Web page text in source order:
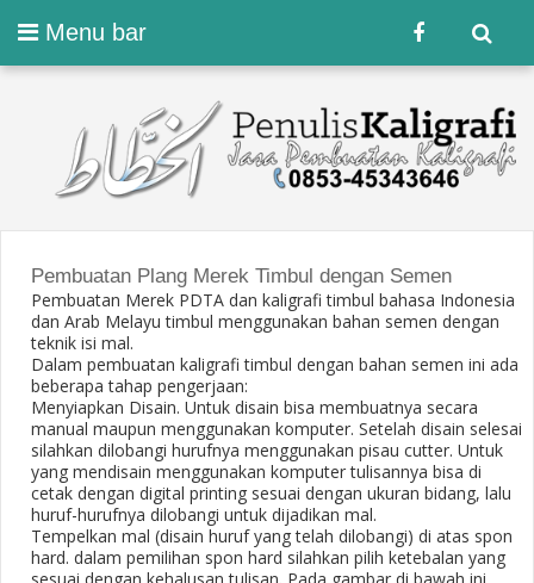
Menu bar
Pembuatan Plang Merek Timbul dengan Semen
Pembuatan Merek PDTA dan kaligrafi timbul bahasa Indonesia
dan Arab Melayu timbul menggunakan bahan semen dengan
teknik isi mal.
Dalam pembuatan kaligrafi timbul dengan bahan semen ini ada
beberapa tahap pengerjaan:
Menyiapkan Disain. Untuk disain bisa membuatnya secara
manual maupun menggunakan komputer. Setelah disain selesai
silahkan dilobangi hurufnya menggunakan pisau cutter. Untuk
yang mendisain menggunakan komputer tulisannya bisa di
cetak dengan digital printing sesuai dengan ukuran bidang, lalu
huruf-hurufnya dilobangi untuk dijadikan mal.
Tempelkan mal (disain huruf yang telah dilobangi) di atas spon
hard. dalam pemilihan spon hard silahkan pilih ketebalan yang